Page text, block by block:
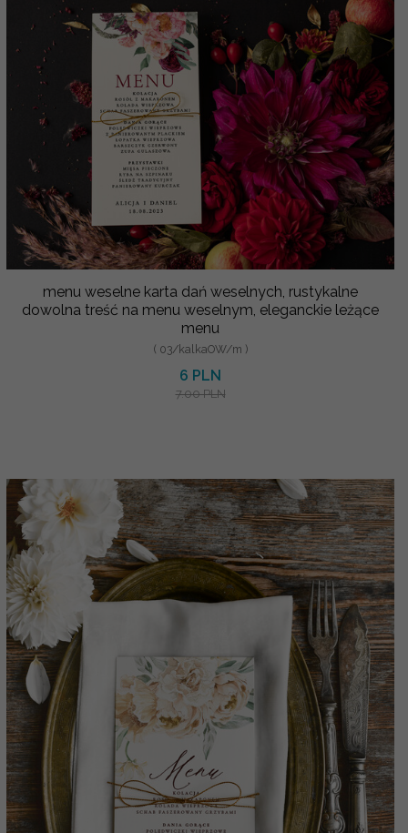
menu weselne karta dań weselnych, rustykalne
dowolna treść na menu weselnym, eleganckie leżące
menu
( 03/kalkaOW/m )
6 PLN
7.00 PLN